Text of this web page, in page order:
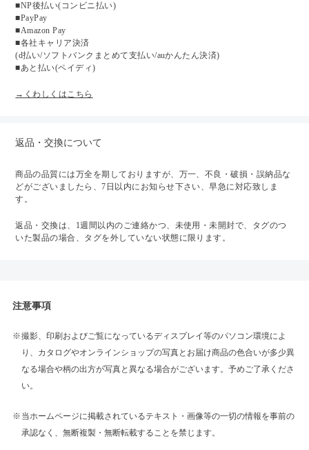
■NP後払い(コンビニ払い)
■PayPay
■Amazon Pay
■各社キャリア決済
(d払い/ソフトバンクまとめて支払い/auかんたん決済)
■あと払い(ペイディ)
→くわしくはこちら
返品・交換について
商品の品質には万全を期しておりますが、万一、不良・破損・誤納品な
どがございましたら、7日以内にお知らせ下さい、早急に対応致しま
す。
返品・交換は、1週間以内のご連絡かつ、未使用・未開封で、タグのつ
いた製品の場合、タグを外していない状態に限ります。
注意事項
撮影、印刷およびご覧になっているディスプレイ等のパソコン環境によ
り、カタログやオンラインショップの写真とお届け商品の色合いが多少異
なる場合や柄の出方が写真と異なる場合がございます。予めご了承くださ
い。
当ホームページに掲載されているテキスト・画像等の一切の情報を事前の
承認なく、無断複製・無断転載することを禁じます。